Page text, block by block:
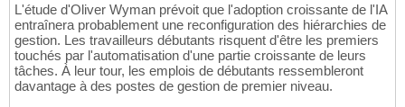
L'étude d'Oliver Wyman prévoit que l'adoption croissante de l'IA
entraînera probablement une reconfiguration des hiérarchies de
gestion. Les travailleurs débutants risquent d'être les premiers
touchés par l'automatisation d'une partie croissante de leurs
tâches. À leur tour, les emplois de débutants ressembleront
davantage à des postes de gestion de premier niveau.